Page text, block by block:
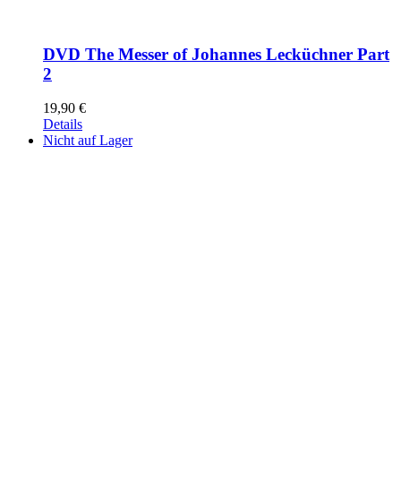
DVD The Messer of Johannes Lecküchner Part
2
19,90 €
Details
Nicht auf Lager